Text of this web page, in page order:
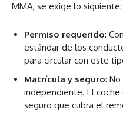
MMA, se exige lo siguiente:
Permiso requerido:
estándar de los
para circular con este
Matrícula y seguro:
independiente. El
seguro que cubra el